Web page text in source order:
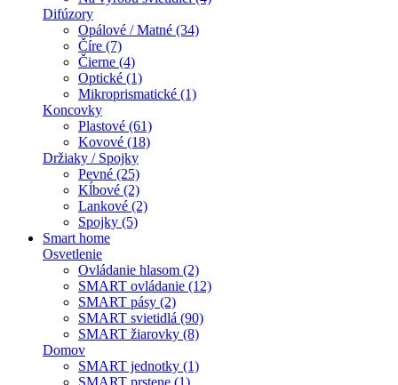
Difúzory
Opálové / Matné (34)
Číre (7)
Čierne (4)
Optické (1)
Mikroprismatické (1)
Koncovky
Plastové (61)
Kovové (18)
Držiaky / Spojky
Pevné (25)
Kĺbové (2)
Lankové (2)
Spojky (5)
Smart home
Osvetlenie
Ovládanie hlasom (2)
SMART ovládanie (12)
SMART pásy (2)
SMART svietidlá (90)
SMART žiarovky (8)
Domov
SMART jednotky (1)
SMART prstene (1)